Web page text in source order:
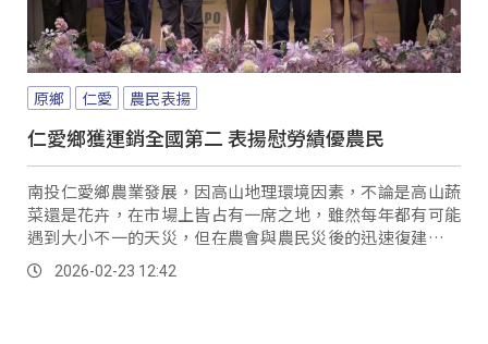
原鄉 仁愛 農民表揚
仁愛鄉獲運銷全國第二 表揚慰勞績優農民
南投仁愛鄉農業發展，因高山地理環境因素，不論是高山蔬
菜還是花卉，在市場上皆占有一席之地，雖然每年都有可能
遇到大小不一的天災，但在農會與農民災後的迅速復建下，
每年農業總產值，依然可以保持在全國前段班。
2026-02-23 12:42